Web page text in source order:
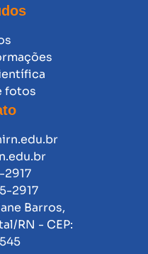
fotos
2917
2917
Barros,
RN - CEP: